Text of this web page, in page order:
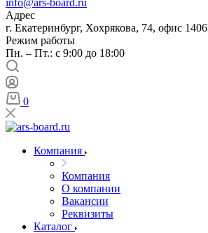
info@ars-board.ru
Адрес
г. Екатеринбург, Хохрякова, 74, офис 1406
Режим работы
Пн. – Пт.: с 9:00 до 18:00
0
Компания
Компания
О компании
Вакансии
Реквизиты
Каталог